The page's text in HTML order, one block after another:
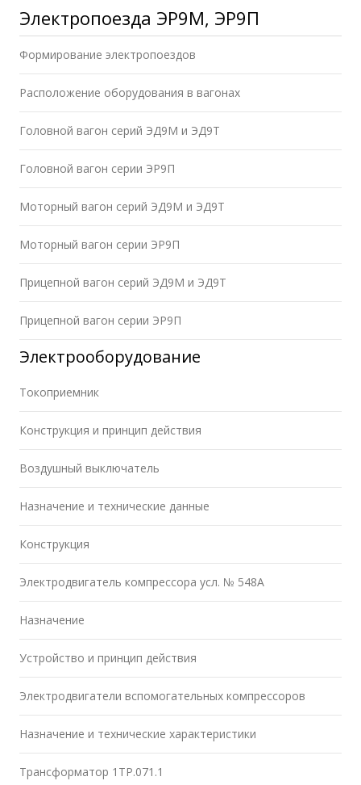
Электропоезда ЭР9М, ЭР9П
Формирование электропоездов
Расположение оборудования в вагонах
Головной вагон серий ЭД9М и ЭД9Т
Головной вагон серии ЭР9П
Моторный вагон серий ЭД9М и ЭД9Т
Моторный вагон серии ЭР9П
Прицепной вагон серий ЭД9М и ЭД9Т
Прицепной вагон серии ЭР9П
Электрооборудование
Токоприемник
Конструкция и принцип действия
Воздушный выключатель
Назначение и технические данные
Конструкция
Электродвигатель компрессора усл. № 548А
Назначение
Устройство и принцип действия
Электродвигатели вспомогательных компрессоров
Назначение и технические характеристики
Трансформатор 1ТР.071.1